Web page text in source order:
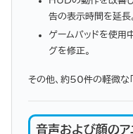
告の表示時間を延長
ゲームパッドを使用
グを修正。
その他、約50件の軽微な「
音声および顔のア